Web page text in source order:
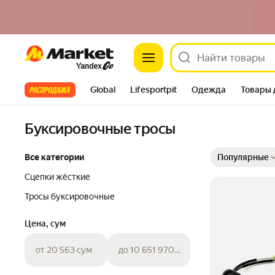
Market
Все хиты Global Lifesportpit Одежда Товары
Буксировочные тросы
Все категории
Сцепки жёсткие
Тросы буксировочные
Цена, сум
от 20 563 сум до 10 651 970 сум
Популярные